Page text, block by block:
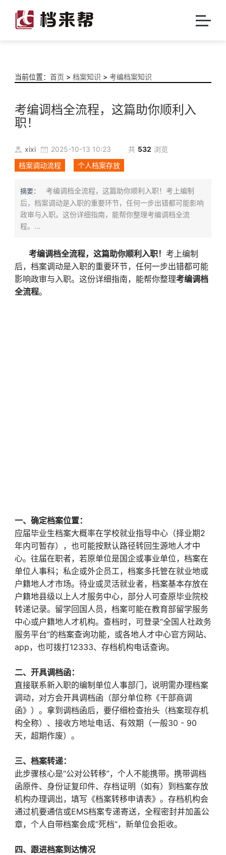
当前位置： 首页 > 档案知识 > 考编档案知识
考编调档全流程，这篇助你顺利入
职！
xixi 2025-10-13 10:23 共 532 浏览
档案调动流程
个人档案存放
摘要：
考编调档全流程，这篇助你顺利入职！考上编制
后，档案调动是入职的重要环节，任何一步出错都可能影响
政审与入职。这份详细指南，能帮你整理考编调档全流
程。...
考编调档全流程，这篇助你顺利入职！ 考上编制
后，档案调动是入职的重要环节，任何一步出错都可能
影响政审与入职。这份详细指南，能帮你整理考编调档
全流程。
一、确定档案位置：
应届毕业生档案大概率在学校就业指导中心（择业期2
年内可暂存），也可能按默认路径转回生源地人才中
心。往届在职者，若原单位是国企或事业单位，档案在
单位人事科；私企或外企员工，档案多托管在就业地或
户籍地人才市场。待业或灵活就业者，档案基本存放在
户籍地县级以上人才服务中心，部分人可查原毕业院校
转递记录。留学回国人员，档案可能在教育部留学服务
中心或户籍地人才机构。查档时，可登录“全国人社政务
服务平台”的档案查询功能，或各地人才中心官方网站、
app，也可拨打12333、存档机构电话查询。
二、开具调档函：
直接联系新入职的编制单位人事部门，说明需办理档案
调动，对方会开具调档函（部分单位称《干部商调
函》）。拿到调档函后，要仔细检查抬头（档案现存机
构全称）、接收方地址电话、有效期（一般30 - 90
天，超期作废）。
三、档案转递：
此步骤核心是“公对公转移”，个人不能携带。携带调档
函原件、身份证复印件、存档证明（如有）到档案存放
机构办理调出，填写《档案转移申请表》。存档机构会
通过机要通信或EMS档案专递寄送，全程密封并加盖公
章，个人自带档案会成“死档”，新单位会拒收。
四、跟进档案到达情况